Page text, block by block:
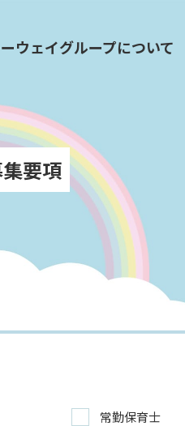
ウェイグループについて
要項
常勤保育士